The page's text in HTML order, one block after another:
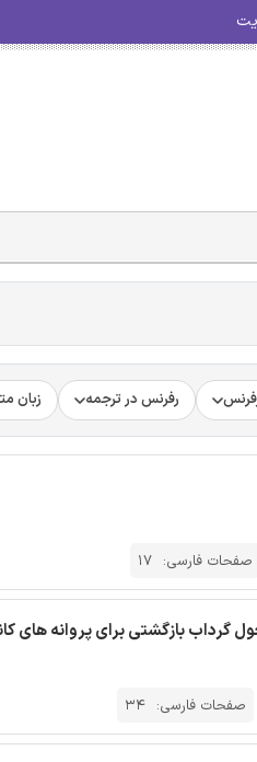
رفرنس در ترجمه زبان
صفحات فارسی: 17
صفحات فارسی: 34